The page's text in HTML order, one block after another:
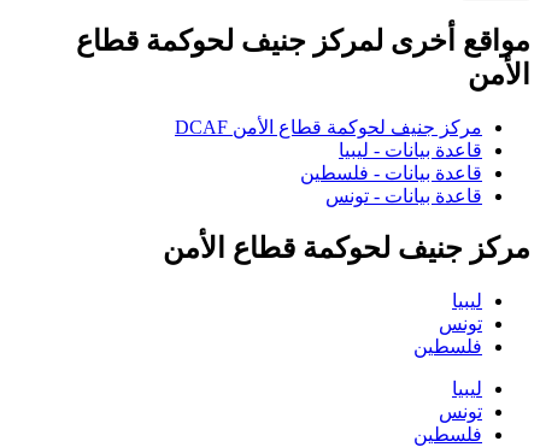
مواقع أخرى لمركز جنيف لحوكمة قطاع
الأمن
مركز جنيف لحوكمة قطاع الأمن DCAF
قاعدة بيانات - ليبيا
قاعدة بيانات - فلسطين
قاعدة بيانات - تونس
مركز جنيف لحوكمة قطاع الأمن
ليبيا
تونس
فلسطين
ليبيا
تونس
فلسطين